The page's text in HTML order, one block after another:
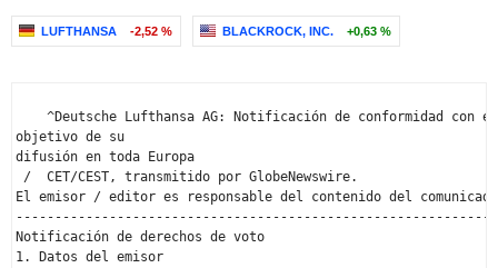
LUFTHANSA -2,52 % BLACKROCK, INC. +0,63 %